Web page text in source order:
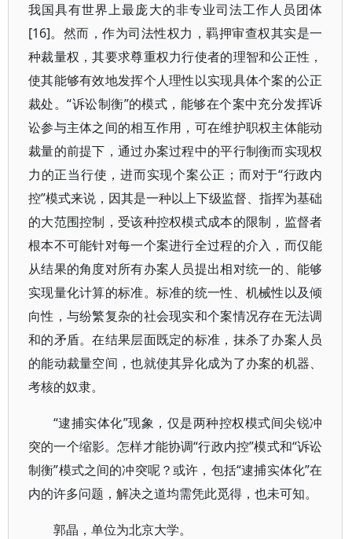
我国具有世界上最庞大的非专业司法工作人员团体
[16]。然而，作为司法性权力，羁押审查权其实是一
种裁量权，其要求尊重权力行使者的理智和公正性，
使其能够有效地发挥个人理性以实现具体个案的公正
裁处。“诉讼制衡”的模式，能够在个案中充分发挥诉
讼参与主体之间的相互作用，可在维护职权主体能动
裁量的前提下，通过办案过程中的平行制衡而实现权
力的正当行使，进而实现个案公正；而对于“行政内
控”模式来说，因其是一种以上下级监督、指挥为基础
的大范围控制，受该种控权模式成本的限制，监督者
根本不可能针对每一个案进行全过程的介入，而仅能
从结果的角度对所有办案人员提出相对统一的、能够
实现量化计算的标准。标准的统一性、机械性以及倾
向性，与纷繁复杂的社会现实和个案情况存在无法调
和的矛盾。在结果层面既定的标准，抹杀了办案人员
的能动裁量空间，也就使其异化成为了办案的机器、
考核的奴隶。
“逮捕实体化”现象，仅是两种控权模式间尖锐冲
突的一个缩影。怎样才能协调“行政内控”模式和“诉讼
制衡”模式之间的冲突呢？或许，包括“逮捕实体化”在
内的许多问题，解决之道均需凭此觅得，也未可知。
郭晶，单位为北京大学。